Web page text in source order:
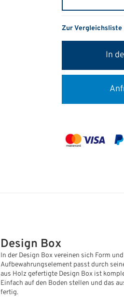
Zur Vergleichsliste
In
Design Box
In der Design Box vereinen sich Form
Aufbewahrungselement passt durch
aus Holz gefertigte Design Box ist
Einfach auf den Boden stellen und das
fertig.